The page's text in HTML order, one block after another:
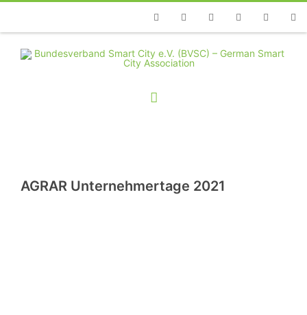
TelefonFacebookTwitterYoutubeInstagramLinkedin
AGRAR Unternehmertage 2021